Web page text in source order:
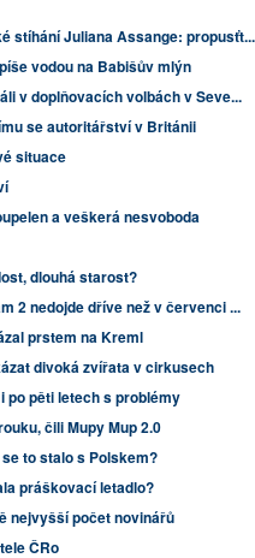
stíhání Juliana Assange: propusťt...
vodou na Babišův mlýn
v doplňovacích volbách v Seve...
se autoritářství v Británii
situace
a veškerá nesvoboda
dlouhá starost?
2 nedojde dříve než v červenci ...
prstem na Kreml
divoká zvířata v cirkusech
po pěti letech s problémy
čili Mupy Mup 2.0
to stalo s Polskem?
práškovací letadlo?
nejvyšší počet novinářů
ČRo